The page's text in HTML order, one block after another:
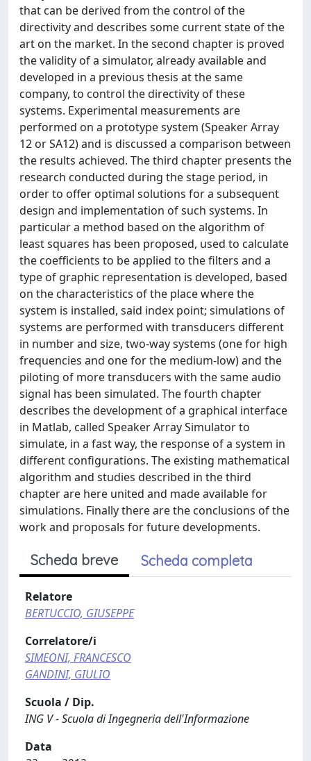
that can be derived from the control of the
directivity and describes some current state of the
art on the market. In the second chapter is proved
the validity of a simulator, already available and
developed in a previous thesis at the same
company, to control the directivity of these
systems. Experimental measurements are
performed on a prototype system (Speaker Array
12 or SA12) and is discussed a comparison between
the results achieved. The third chapter presents the
research conducted during the stage period, in
order to offer optimal solutions for a subsequent
design and implementation of such systems. In
particular a method based on the algorithm of
least squares has been proposed, used to calculate
the coefficients to be applied to the filters and a
type of graphic representation is developed, based
on the characteristics of the place where the
system is installed, said index point; simulations of
systems are performed with transducers different
in number and size, two-way systems (one for high
frequencies and one for the medium-low) and the
piloting of more transducers with the same audio
signal has been simulated. The fourth chapter
describes the development of a graphical interface
in Matlab, called Speaker Array Simulator to
simulate, in a fast way, the response of a system in
different configurations. The existing mathematical
algorithm and studies described in the third
chapter are here united and made available for
simulations. Finally there are the conclusions of the
work and proposals for future developments.
Scheda breve Scheda completa
Relatore
BERTUCCIO, GIUSEPPE
Correlatore/i
SIMEONI, FRANCESCO
GANDINI, GIULIO
Scuola / Dip.
ING V - Scuola di Ingegneria dell'Informazione
Data